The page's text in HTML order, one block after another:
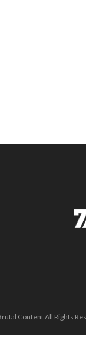
Content All Rights